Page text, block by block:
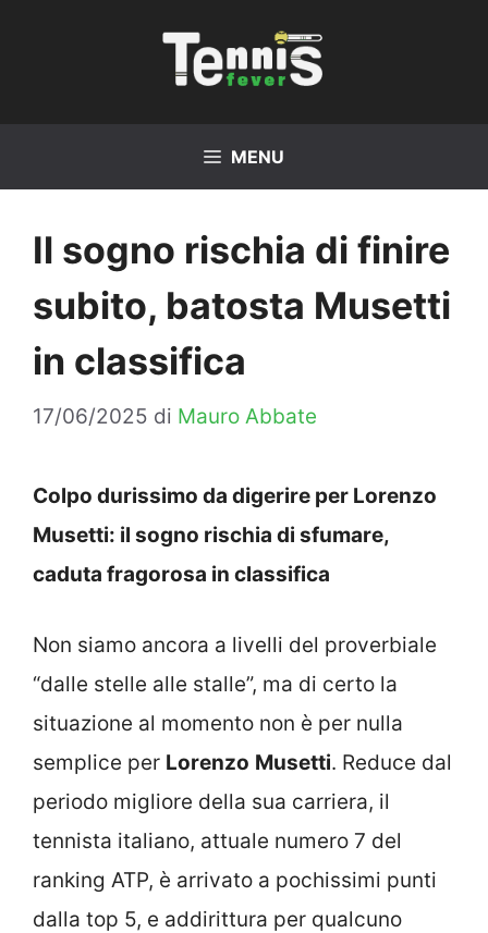
MENU
Il sogno rischia di finire
subito, batosta Musetti
in classifica
17/06/2025 di Mauro Abbate
Colpo durissimo da digerire per Lorenzo
Musetti: il sogno rischia di sfumare,
caduta fragorosa in classifica
Non siamo ancora a livelli del proverbiale
“dalle stelle alle stalle”, ma di certo la
situazione al momento non è per nulla
semplice per Lorenzo Musetti. Reduce dal
periodo migliore della sua carriera, il
tennista italiano, attuale numero 7 del
ranking ATP, è arrivato a pochissimi punti
dalla top 5, e addirittura per qualcuno